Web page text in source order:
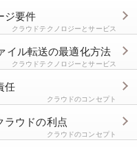
ジ要件
クラウドテクノロジーとサービス
イル転送の最適化方法
クラウドテクノロジーとサービス
任
クラウドのコンセプト
ラウドの利点
クラウドのコンセプト